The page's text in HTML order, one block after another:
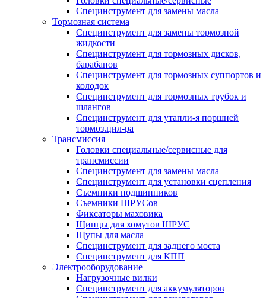
Специнструмент для замены масла
Тормозная система
Специнструмент для замены тормозной
жидкости
Специнструмент для тормозных дисков,
барабанов
Специнструмент для тормозных суппортов и
колодок
Специнструмент для тормозных трубок и
шлангов
Специнструмент для утапли-я поршней
тормоз.цил-ра
Трансмиссия
Головки специальные/сервисные для
трансмиссии
Специнструмент для замены масла
Специнструмент для установки сцепления
Съемники подшипников
Съемники ШРУСов
Фиксаторы маховика
Щипцы для хомутов ШРУС
Щупы для масла
Специнструмент для заднего моста
Специнструмент для КПП
Электрооборудование
Нагрузочные вилки
Специнструмент для аккумуляторов